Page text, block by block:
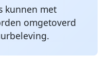
kunnen met
omgetoverd